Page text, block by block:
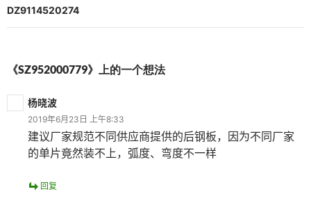
航
DZ9114520274
《SZ952000779》上的一个想法
杨晓波
2019年6月23日 上午8:33
建议厂家规范不同供应商提供的后钢板，因为不同厂家
的单片竟然装不上，弧度、弯度不一样
回复